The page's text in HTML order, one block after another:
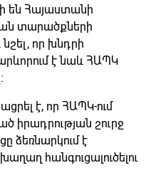
են Հայաստանի
տարածքների
որ խնդրի
է նաև ՀԱՊԿ
է, որ ՀԱՊԿ-ում
իրադրության շուրջ
ձեռնարկում է
հանգուցալուծելու